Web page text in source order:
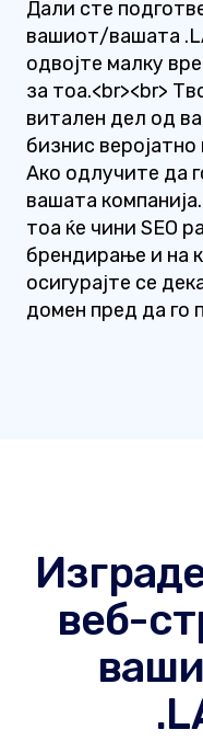
Дали сте
вашиот/вашата
одвојте малку
за тоа.<br><br>
витален дел од
бизнис
Ако одлучите да
вашата
тоа ќе чини SEO
брендирање и на
осигурајте се
домен пред да го
веб-